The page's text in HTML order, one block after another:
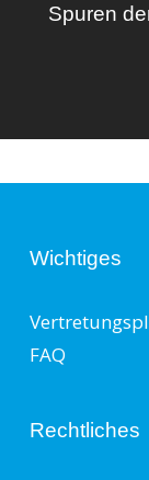
Spuren
Wichtiges
FAQ
Rechtliches